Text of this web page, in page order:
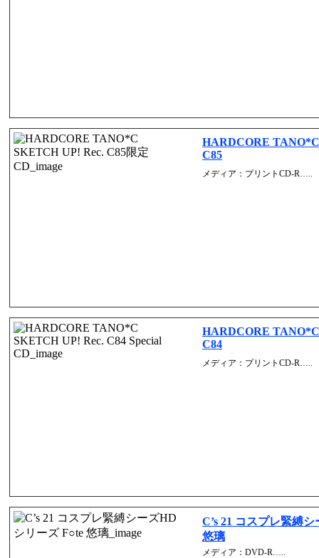
HARDCORE
C85
メディア：プリントCD-R…..
HARDCORE
C84
メディア：プリントCD-R…..
C’s 21 コスプレ緊縛
悠璃
メディア：DVD-R…..